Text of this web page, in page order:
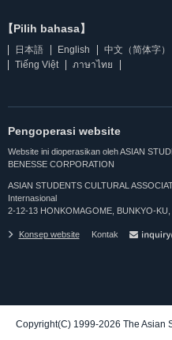
【Pilih bahasa】
日本語 English 中文（简体字）
Tiếng Việt
ภาษาไทย
Pengoperasi website
Website ini dioperasikan oleh ASIAN
BENESSE CORPORATION
ASIAN STUDENTS CULTURAL
Internasional
2-12-13 HONKOMAGOME, BUNKYO-
Konsep website Kontak
Copyright(C) 1999-2026 The Asian